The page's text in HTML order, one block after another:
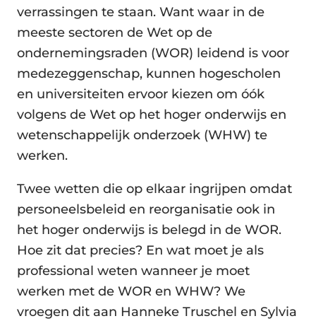
verrassingen te staan. Want waar in de
meeste sectoren de Wet op de
ondernemingsraden (WOR) leidend is voor
medezeggenschap, kunnen hogescholen
en universiteiten ervoor kiezen om óók
volgens de Wet op het hoger onderwijs en
wetenschappelijk onderzoek (WHW) te
werken.
Twee wetten die op elkaar ingrijpen omdat
personeelsbeleid en reorganisatie ook in
het hoger onderwijs is belegd in de WOR.
Hoe zit dat precies? En wat moet je als
professional weten wanneer je moet
werken met de WOR en WHW? We
vroegen dit aan Hanneke Truschel en Sylvia